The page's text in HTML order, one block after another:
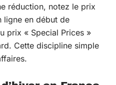
réduction, notez le prix
ligne en début de
prix « Special Prices »
Cette discipline simple